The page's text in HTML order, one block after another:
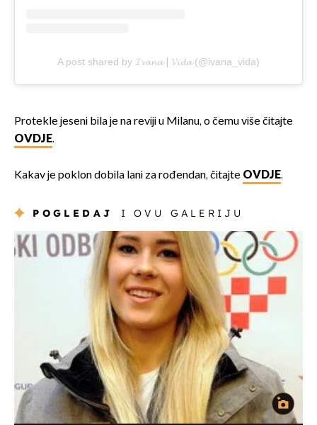
A post shared by 𝓘𝓿𝓪𝓷𝓪┃𝓥𝓲𝓭𝓪 (@ivana_vida)
Protekle jeseni bila je na reviji u Milanu, o čemu više čitajte
OVDJE.
Kakav je poklon dobila lani za rođendan, čitajte OVDJE.
POGLEDAJ I OVU GALERIJU